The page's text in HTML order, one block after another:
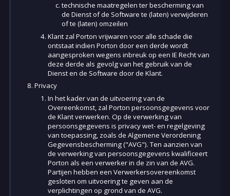
technische maatregelen ter bescherming van
de Dienst of de Software te (laten) verwijderen
of te (laten) omzeilen
Klant zal Porton vrijwaren voor alle schade die
ontstaat indien Porton door een derde wordt
aangesproken wegens inbreuk op een IE Recht van
deze derde als gevolg van het gebruik van de
Dienst en de Software door de Klant.
Privacy
In het kader van de uitvoering van de
Overeenkomst, zal Porton persoonsgegevens voor
de Klant verwerken. Op de verwerking van
persoonsgegevens is privacy wet- en regelgeving
van toepassing, zoals de Algemene Verordening
Gegevensbescherming ("AVG"). Ten aanzien van
de verwerking van persoonsgegevens kwalificeert
Porton als een verwerker in de zin van de AVG.
Partijen hebben een Verwerkersovereenkomst
gesloten om uitvoering te geven aan de
verplichtingen op grond van de AVG.